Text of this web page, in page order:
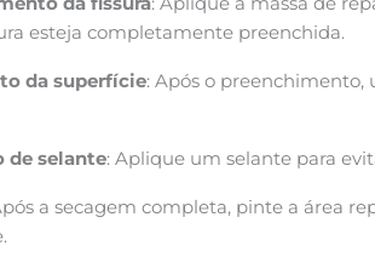
esteja completamente preenchida.
da superfície: Após o preenchimento,
de selante: Aplique um selante para
a secagem completa, pinte a área